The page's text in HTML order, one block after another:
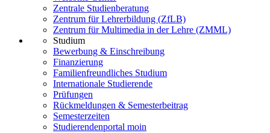
Zentrale Studienberatung
Zentrum für Lehrerbildung (ZfLB)
Zentrum für Multimedia in der Lehre (ZMML)
Studium
Bewerbung & Einschreibung
Finanzierung
Familienfreundliches Studium
Internationale Studierende
Prüfungen
Rückmeldungen & Semesterbeitrag
Semesterzeiten
Studierendenportal moin